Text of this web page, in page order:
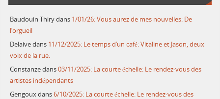
Baudouin Thirydans 1/01/26: Vous aurez de mes nouvelles: De
l’orgueil
Delaivedans 11/12/2025: Le temps d’un café: Vitaline et Jason, deux
voix de la rue.
Constanzedans03/11/2025: La courte échelle: Le rendez-vous des
artistes indépendants
Gengouxdans6/10/2025: La courte échelle: Le rendez-vous des